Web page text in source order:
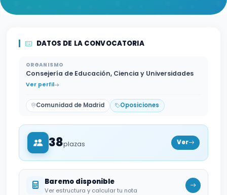
DATOS DE LA CONVOCATORIA
ORGANISMO
Consejería de Educación, Ciencia y Universidades
Ver perfil
Comunidad de Madrid Oposiciones
38plazas Ver
Baremo disponible
Ver estructura y calcular tu nota